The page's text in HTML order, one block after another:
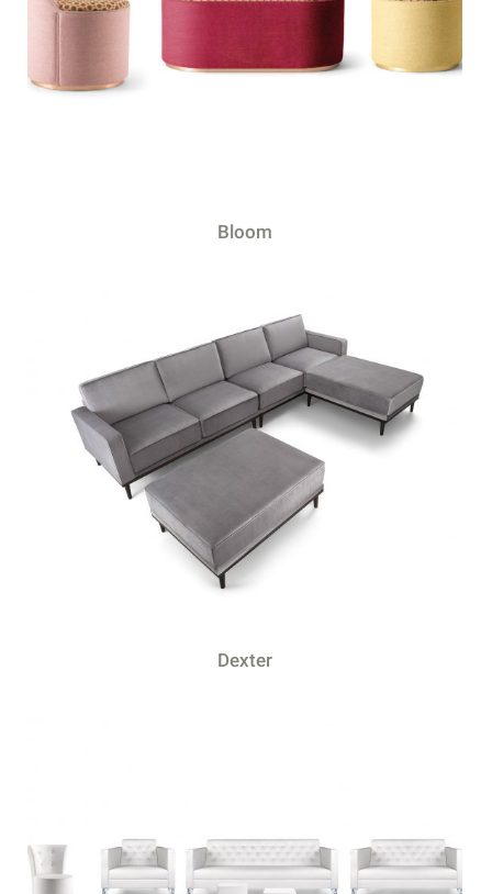
Bloom
Dexter